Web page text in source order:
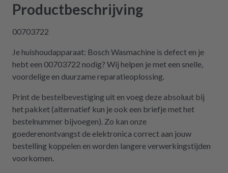
Träumchen. Danke, danke, danke. Wilk gar
nicht erst wissen, was der Mieltechniker
gekostet hätte. Ich hoffe, wir werden in
zurückgreifen müssen. Aber gut zu wissen,
dass es diese Möglichkeit gibt! Werden wir
definitiv weiter empfehlen.
Productbeschrijving
00703722
Je huishoudapparaat: Bosch Wasmachine is defect en je
hebt een 00703722 nodig? Wij helpen je met een snelle,
voordelige en duurzame reparatieoplossing.
Print de bestelbevestiging uit en voeg deze absoluut bij
het pakket (alternatief kun je ook een briefje met het
bestelnummer bijvoegen). Zo kan onze
goederenontvangst de elektronica correct aan jouw
bestelling koppelen en worden langere verwerkingstijden
voorkomen.